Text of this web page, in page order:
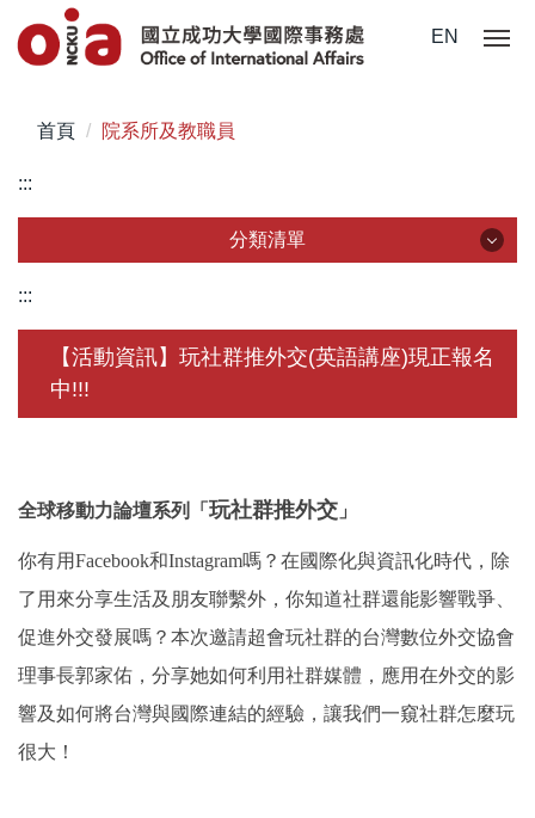
到
區
EN
首頁 院系所及教職員
:::
分類清單
關於我們
未來學生
在校須知
國際鏈結
:::
【活動資訊】玩社群推外交(英語講座)現正報名
中!!!
全球移動力論壇系列「 玩社群推外交 」
你有用Facebook和Instagram嗎？在國際化與資訊化時代，除
了用來分享生活及朋友聯繫外，你知道社群還能影響戰爭、
促進外交發展嗎？本次邀請超會玩社群的台灣數位外交協會
理事長郭家佑，分享她如何利用社群媒體，應用在外交的影
響及如何將台灣與國際連結的經驗，讓我們一窺社群怎麼玩
很大！